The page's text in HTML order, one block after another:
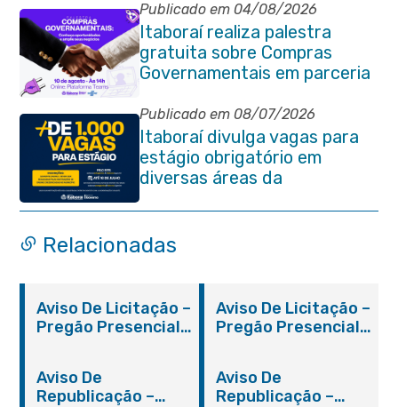
Publicado em 04/08/2026
Itaboraí realiza palestra
gratuita sobre Compras
Governamentais em parceria
Publicado em 08/07/2026
Itaboraí divulga vagas para
estágio obrigatório em
diversas áreas da
administração pública
Relacionadas
Aviso De Licitação –
Pregão Presencial
Aviso De Licitação –
Pregão Presencial
Aviso De
Republicação –
Aviso De
Republicação –